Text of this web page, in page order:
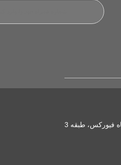
فیورکس، طبقه 3